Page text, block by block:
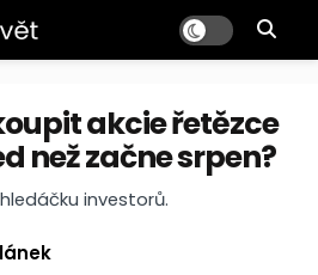
akcie řetězce
než začne srpen?
investorů.